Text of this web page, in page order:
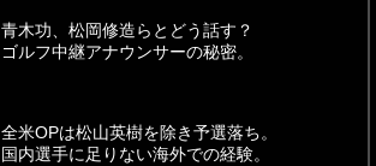
青木功、松岡修造らとどう話す？
ゴルフ中継アナウンサーの秘密。
全米OPは松山英樹を除き予選落ち。
国内選手に足りない海外での経験。